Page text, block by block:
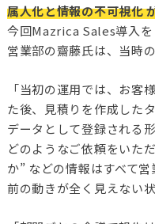
属人化と情報の不可視化
今回Mazrica Sales導入を
営業部の齋藤氏は、当時
「当初の運用では、お客
た後、見積りを作成した
データとして登録される
どのようなご依頼をいた
か” などの情報はすべて
前の動きが全く見えない